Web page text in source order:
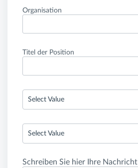
Organisation
Titel der Position
Select Value
Select Value
Schreiben Sie hier Ihre Nachricht